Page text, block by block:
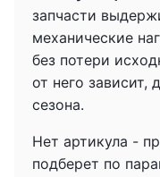
запчасти
механические
без потери
от него зависит,
сезона.
Нет артикула -
подберет по